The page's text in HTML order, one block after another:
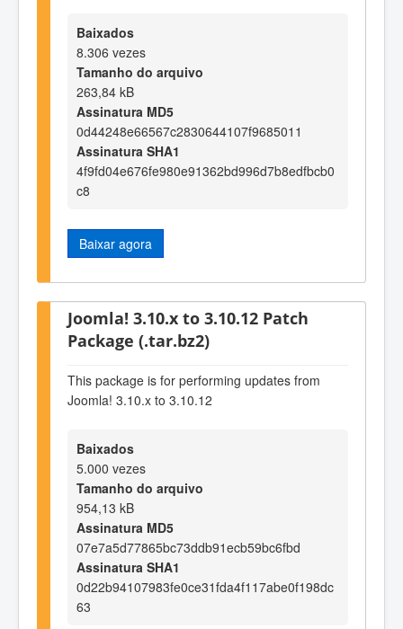
Baixados
8.306 vezes
Tamanho do arquivo
263,84 kB
Assinatura MD5
0d44248e66567c2830644107f9685011
Assinatura SHA1
4f9fd04e676fe980e91362bd996d7b8edfbcb0
c8
Baixar agora
Joomla! 3.10.x to 3.10.12 Patch
Package (.tar.bz2)
This package is for performing updates from
Joomla! 3.10.x to 3.10.12
Baixados
5.000 vezes
Tamanho do arquivo
954,13 kB
Assinatura MD5
07e7a5d77865bc73ddb91ecb59bc6fbd
Assinatura SHA1
0d22b94107983fe0ce31fda4f117abe0f198dc
63